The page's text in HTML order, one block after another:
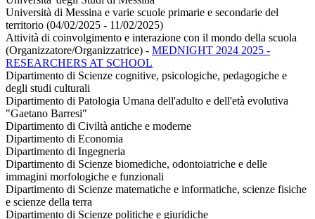
Università di Messina e varie scuole primarie e secondarie del
territorio (04/02/2025 - 11/02/2025)
Attività di coinvolgimento e interazione con il mondo della scuola
(Organizzatore/Organizzatrice) - MEDNIGHT 2024 2025 -
RESEARCHERS AT SCHOOL
Dipartimento di Scienze cognitive, psicologiche, pedagogiche e
degli studi culturali
Dipartimento di Patologia Umana dell'adulto e dell'età evolutiva
"Gaetano Barresi"
Dipartimento di Civiltà antiche e moderne
Dipartimento di Economia
Dipartimento di Ingegneria
Dipartimento di Scienze biomediche, odontoiatriche e delle
immagini morfologiche e funzionali
Dipartimento di Scienze matematiche e informatiche, scienze fisiche
e scienze della terra
Dipartimento di Scienze politiche e giuridiche